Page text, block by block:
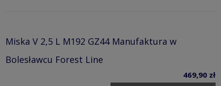
Miska V 2,5 L M192 GZ44 Manufaktura w
Bolesławcu Forest Line
469,90 zł